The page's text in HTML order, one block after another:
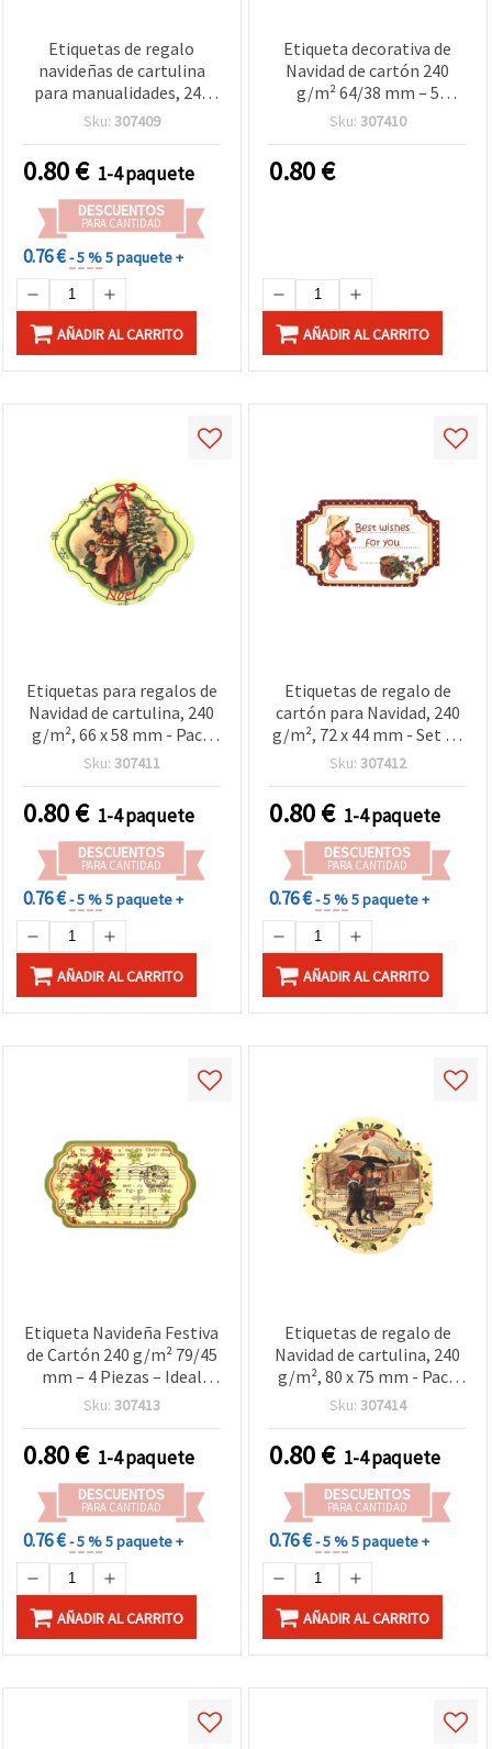
Etiquetas de regalo
navideñas de cartulina
para manualidades, 240
g/m², 63x33 mm, Diseño
Sku: 307409
0.80€ 1-4 paquete
DESCUENTOS
PARA CANTIDAD
0.76 €- 5 %5 paquete +
AÑADIR AL CARRITO
Etiqueta decorativa de
Navidad de cartón 240
g/m² 64/38 mm – 5
unidades – Ideal para
decoración y
manualidades navideñas
Sku: 307410
0.80€
AÑADIR AL CARRITO
Etiquetas para regalos de
Navidad de cartulina, 240
g/m², 66 x 58 mm - Pack
de 5
Sku: 307411
0.80€ 1-4 paquete
DESCUENTOS
PARA CANTIDAD
0.76 €- 5 %5 paquete +
AÑADIR AL CARRITO
Etiquetas de regalo de
cartón para Navidad, 240
g/m², 72 x 44 mm - Set de
4 uds para manualidades y
Sku: 307412
0.80€ 1-4 paquete
DESCUENTOS
PARA CANTIDAD
0.76 €- 5 %5 paquete +
AÑADIR AL CARRITO
Etiqueta Navideña Festiva
de Cartón 240 g/m² 79/45
mm – 4 Piezas – Ideal
para Envolver Regalos,
Manualidades de Navidad
DIY
Sku: 307413
0.80€ 1-4 paquete
DESCUENTOS
PARA CANTIDAD
0.76 €- 5 %5 paquete +
AÑADIR AL CARRITO
Etiquetas de regalo de
Navidad de cartulina, 240
g/m², 80 x 75 mm - Pack
de 3 unidades
Sku: 307414
0.80€ 1-4 paquete
DESCUENTOS
PARA CANTIDAD
0.76 €- 5 %5 paquete +
AÑADIR AL CARRITO